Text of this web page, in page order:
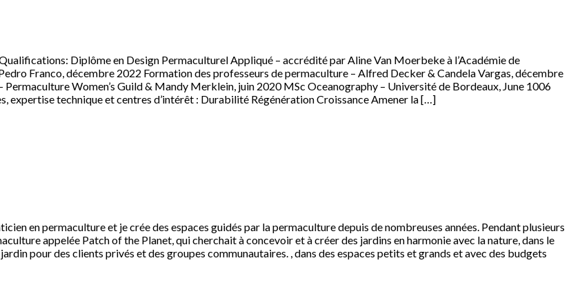
Diplôme en Design Permaculturel Appliqué – accrédité par Aline Van Moerbeke à l’Académie de
Franco, décembre 2022 Formation des professeurs de permaculture – Alfred Decker & Candela Vargas, décembre
Women’s Guild & Mandy Merklein, juin 2020 MSc Oceanography – Université de Bordeaux, June 1006
expertise technique et centres d’intérêt : Durabilité Régénération Croissance Amener la […]
en permaculture et je crée des espaces guidés par la permaculture depuis de nombreuses années. Pendant plusieurs
appelée Patch of the Planet, qui cherchait à concevoir et à créer des jardins en harmonie avec la nature, dans le
pour des clients privés et des groupes communautaires. , dans des espaces petits et grands et avec des budgets